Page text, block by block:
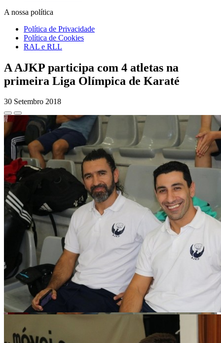
A nossa política
Política de Privacidade
Política de Cookies
RAL e RLL
A AJKP participa com 4 atletas na
primeira Liga Olímpica de Karaté
30 Setembro 2018